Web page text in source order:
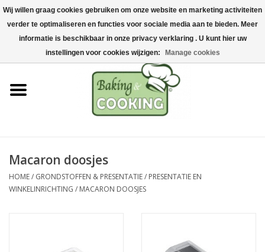
Home
Bak-& kookgerei
Machines & onderdelen
Chocolade & ijsbereiding
Hygiëne & opslag
Macaron doosjes
HOME/ GRONDSTOFFEN & PRESENTATIE/ PRESENTATIE EN
WINKELINRICHTING / MACARON DOOSJES
Wij willen graag cookies gebruiken om onze website en marketing activiteiten
verder te optimaliseren en functies voor sociale media aan te bieden. Meer
informatie is beschikbaar in onze privacy verklaring . U kunt hier uw
instellingen voor cookies wijzigen:
Manage cookies